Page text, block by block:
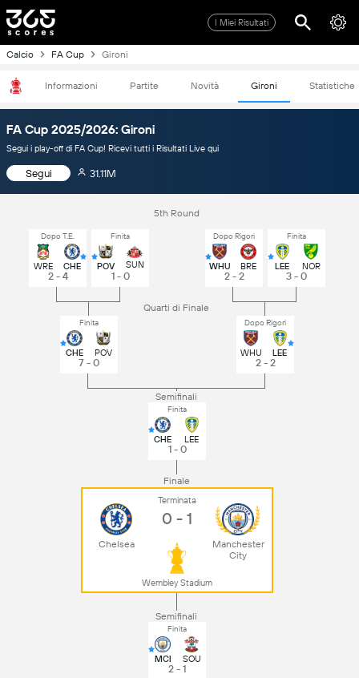
I Miei Risultati
Calcio FA Cup Gironi
Informazioni Partite Novità Gironi Statistiche
FA Cup 2025/2026: Gironi
Segui i play-off di FA Cup! Ricevi tutti i Risultati Live qui
Segui 31.11M
5th Round
Dopo T.E.
WRE CHE
2 - 4
Finita
POV SUN
1 - 0
Dopo Rigori
WHU BRE
2 - 2
Finita
LEE NOR
3 - 0
Quarti di Finale
Finita
CHE POV
7 - 0
Dopo Rigori
WHU LEE
2 - 2
Semifinali
Finita
CHE LEE
1 - 0
Finale
Chelsea
Terminata
0 - 1
Manchester
City
Wembley Stadium
Semifinali
Finita
MCI SOU
2 - 1